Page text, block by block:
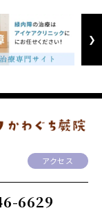
Next
アクセス
6629